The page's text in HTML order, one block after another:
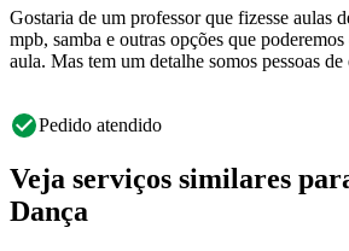
Gostaria de um professor que fizesse aulas
mpb, samba e outras opções que
aula. Mas tem um detalhe somos pessoas de
Pedido atendido
Veja serviços similares
Dança